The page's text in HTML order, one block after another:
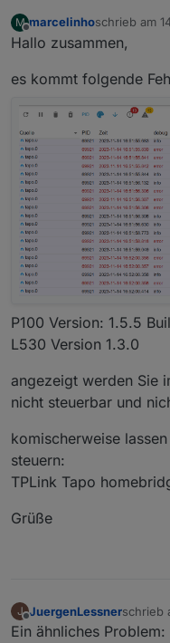
M
Offline
marcelinhoschrieb am
zuletzt
Hallo zusammen,
es kommt folgende
P100 Version: 1.5.5
L530 Version 1.3.0
angezeigt werden Sie
nicht steuerbar und
komischerweise
steuern:
TPLink Tapo
Grüße
J
Offline
JuergenLessnerschrieb
zuletzt
Ein ähnliches Problem: